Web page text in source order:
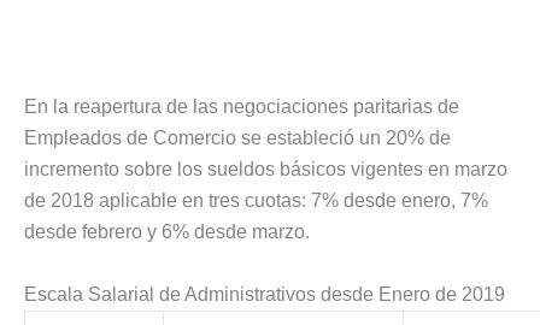
En la reapertura de las negociaciones paritarias de
Empleados de Comercio se estableció un 20% de
incremento sobre los sueldos básicos vigentes en marzo
de 2018 aplicable en tres cuotas: 7% desde enero, 7%
desde febrero y 6% desde marzo.
Escala Salarial de Administrativos desde Enero de 2019